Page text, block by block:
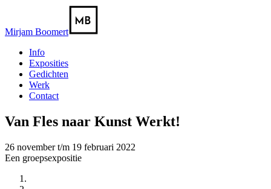
Mirjam Boomert
Info
Exposities
Gedichten
Werk
Contact
Van Fles naar Kunst Werkt!
26 november t/m 19 februari 2022
Een groepsexpositie